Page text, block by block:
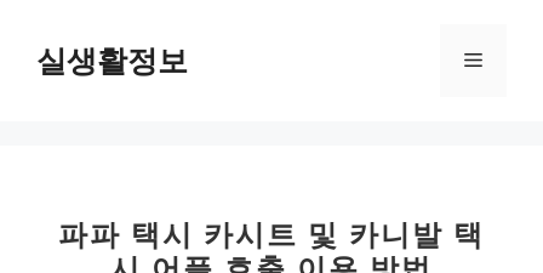
실생활정보 메
파파 택시 카시트 및 카니발 택